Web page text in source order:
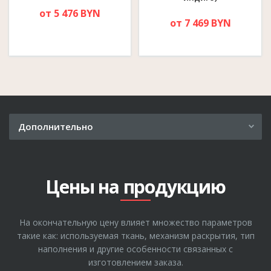
от 5 476 BYN
от 7 469 BYN
Дополнительно
О компании
Отзывы
Полезные статьи
Цены на продукцию
На окончательную цену влияет множество параметров
такие как: используемая ткань, механизм раскрытия, тип
наполнения и другие особенности связанных с
изготовлением заказа.